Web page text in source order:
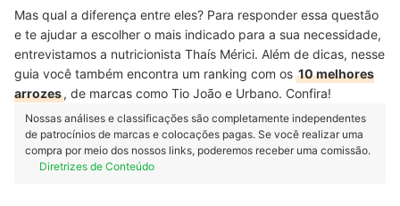
Mas qual a diferença entre eles? Para responder essa questão
e te ajudar a escolher o mais indicado para a sua necessidade,
entrevistamos a nutricionista Thaís Mérici. Além de dicas, nesse
guia você também encontra um ranking com os 10 melhores
arrozes, de marcas como Tio João e Urbano. Confira!
Nossas análises e classificações são completamente independentes
de patrocínios de marcas e colocações pagas. Se você realizar uma
compra por meio dos nossos links, poderemos receber uma comissão.
Diretrizes de Conteúdo